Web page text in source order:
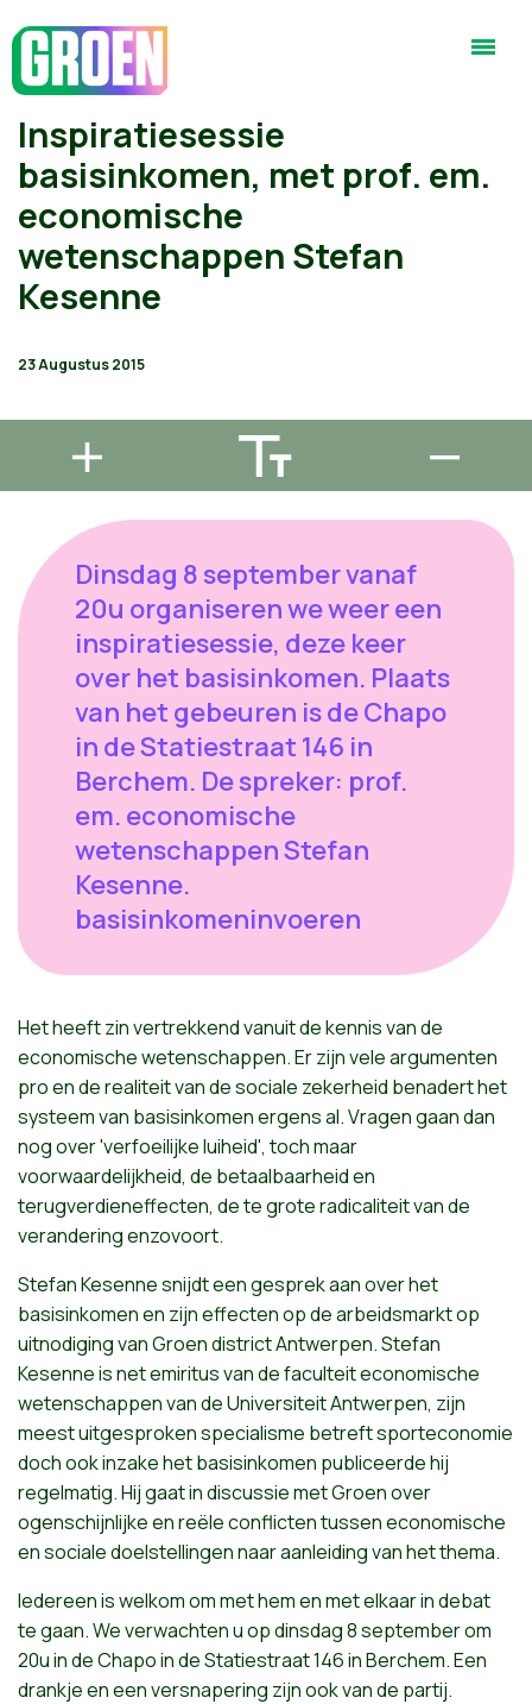
Inspiratiesessie
basisinkomen, met prof. em.
economische
wetenschappen Stefan
Kesenne
23 Augustus 2015
Dinsdag 8 september vanaf
20u organiseren we weer een
inspiratiesessie, deze keer
over het basisinkomen. Plaats
van het gebeuren is de Chapo
in de Statiestraat 146 in
Berchem. De spreker: prof.
em. economische
wetenschappen Stefan
Kesenne.
basisinkomeninvoeren
Hetheeftzinvertrekkendvanuitdekennisvan de
economischewetenschappen.Erzijnveleargumenten
pro en derealiteitvan desociale zekerheid benaderthet
systeemvan basisinkomenergensal.Vragengaandan
nogover 'verfoeilijkeluiheid',tochmaar
voorwaardelijkheid, de betaalbaarheiden
terugverdieneffecten, detegroteradicaliteitvan de
veranderingenzovoort.
StefanKesennesnijdteengesprekaanoverhet
basisinkomenen zijneffectenop dearbeidsmarktop
uitnodigingvanGroendistrictAntwerpen. Stefan
Kesenneis netemiritusvan defaculteiteconomische
wetenschappenvan deUniversiteitAntwerpen, zijn
meestuitgesprokenspecialisme betreftsporteconomie
dochookinzakehetbasisinkomen publiceerdehij
regelmatig.HijgaatindiscussiemetGroenover
ogenschijnlijkeenreëleconflictentusseneconomische
ensocialedoelstellingennaaraanleidingvanhetthema.
Iedereeniswelkomommet hem en metelkaarindebat
tegaan. Weverwachtenu opdinsdag8septemberom
20uin deChapoin deStatiestraat146 inBerchem.Een
drankjeeneenversnapering zijnookvan de partij.